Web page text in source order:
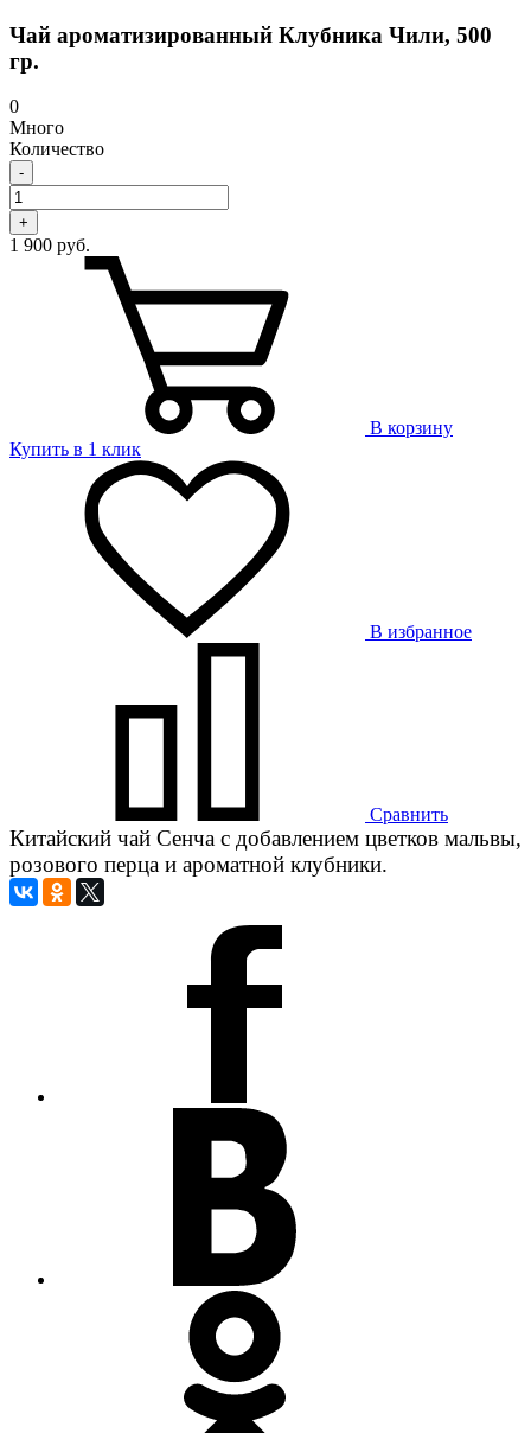
Чай ароматизированный Клубника Чили, 500
гр.
0
Много
Количество
-
+
1 900 руб.
В корзину
Купить в 1 клик
В избранное
Сравнить
Китайский чай Сенча с добавлением цветков мальвы,
розового перца и ароматной клубники.